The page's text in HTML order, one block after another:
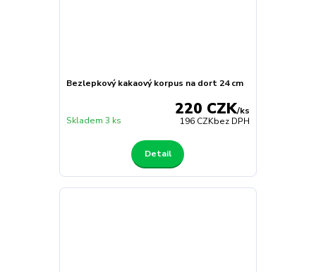
Bezlepkový kakaový korpus na dort 24 cm
220 CZK/ks
196 CZKbez DPH
Skladem 3 ks
Detail